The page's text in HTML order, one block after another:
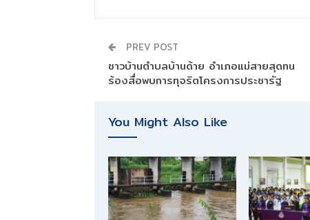
PREV POST
ชาวบ้านตำบลบ้านด้าย อำเภอแม่สายสุดทน
ร้องสื่อพบการทุจริตโครงการประชารัฐ
You Might Also Like